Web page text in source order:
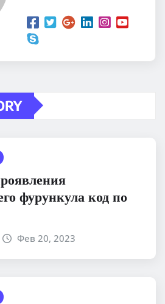
фурункула код по
Фев 20, 2023